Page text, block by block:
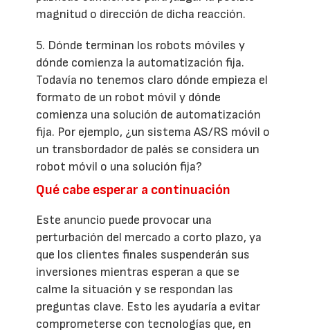
magnitud o dirección de dicha reacción.
5. Dónde terminan los robots móviles y
dónde comienza la automatización fija.
Todavía no tenemos claro dónde empieza el
formato de un robot móvil y dónde
comienza una solución de automatización
fija. Por ejemplo, ¿un sistema AS/RS móvil o
un transbordador de palés se considera un
robot móvil o una solución fija?
Qué cabe esperar a continuación
Este anuncio puede provocar una
perturbación del mercado a corto plazo, ya
que los clientes finales suspenderán sus
inversiones mientras esperan a que se
calme la situación y se respondan las
preguntas clave. Esto les ayudaría a evitar
comprometerse con tecnologías que, en